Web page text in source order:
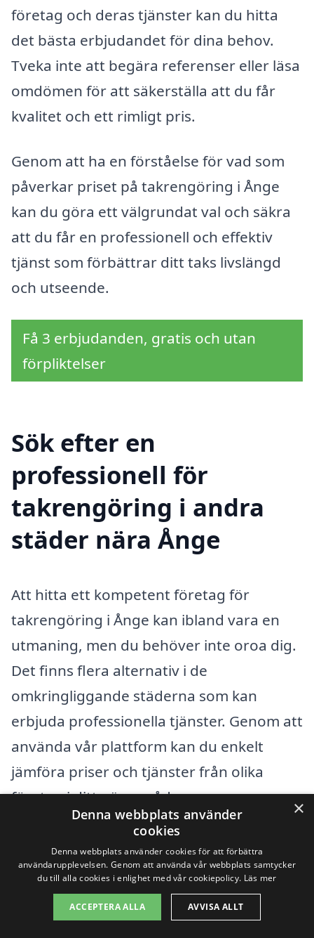
företag och deras tjänster kan du hitta
det bästa erbjudandet för dina behov.
Tveka inte att begära referenser eller läsa
omdömen för att säkerställa att du får
kvalitet och ett rimligt pris.
Genom att ha en förståelse för vad som
påverkar priset på takrengöring i Ånge
kan du göra ett välgrundat val och säkra
att du får en professionell och effektiv
tjänst som förbättrar ditt taks livslängd
och utseende.
Få 3 erbjudanden, gratis och utan
förpliktelser
Sök efter en
professionell för
takrengöring i andra
städer nära Ånge
Att hitta ett kompetent företag för
takrengöring i Ånge kan ibland vara en
utmaning, men du behöver inte oroa dig.
Det finns flera alternativ i de
omkringliggande städerna som kan
erbjuda professionella tjänster. Genom att
använda vår plattform kan du enkelt
jämföra priser och tjänster från olika
företag i ditt närområde.
Om du bor i eller omkring Ånge, kan du
överväga att söka efter takrengöring i
följande städer:
×
Denna webbplats använder
cookies
Denna webbplats använder cookies för att förbättra
användarupplevelsen. Genom att använda vår webbplats samtycker
du till alla cookies i enlighet med vår cookiepolicy. Läs mer
ACCEPTERA ALLA AVVISA ALLT